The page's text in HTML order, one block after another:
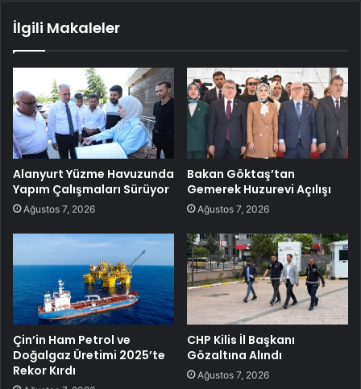
İlgili Makaleler
Alanyurt Yüzme Havuzunda
Yapım Çalışmaları Sürüyor
Ağustos 7, 2026
Bakan Göktaş’tan
Gemerek Huzurevi Açılışı
Ağustos 7, 2026
Çin’in Ham Petrol ve
Doğalgaz Üretimi 2025’te
Rekor Kırdı
CHP Kilis İl Başkanı
Gözaltına Alındı
Ağustos 7, 2026